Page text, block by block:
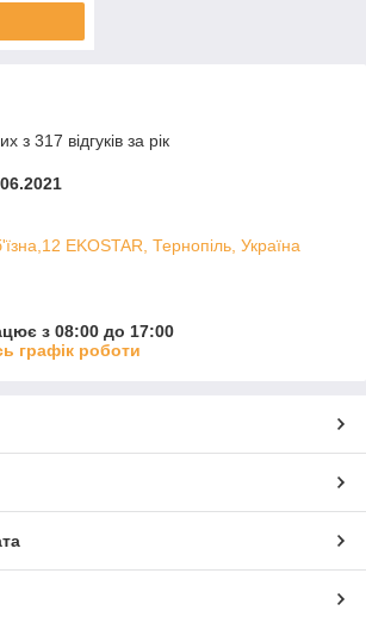
з 317 відгуків за рік
EKOSTAR, Тернопіль, Україна
з 08:00 до 17:00
графік роботи